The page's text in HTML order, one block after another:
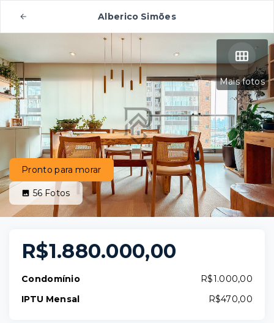
Alberico Simões
Mais fotos
Pronto para morar
56 Fotos
R$1.880.000,00
Condomínio
R$1.000,00
IPTU Mensal
R$470,00